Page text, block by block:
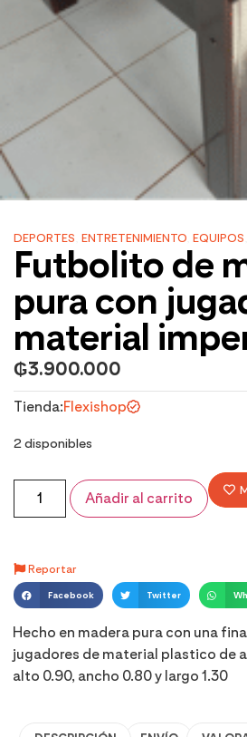
DEPORTES ENTRETENIMIENTO EQUIPOS
Futbolito de
pura con
material
₲3.900.000
Tienda:Flexishop
2 disponibles
Añadir al carrito
Reportar
Facebook Twitter
Hecho en madera pura con una
jugadores de material plastico de
alto 0.90, ancho 0.80 y largo 1.30